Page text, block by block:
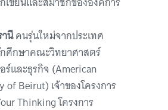
นีคนรุ่นใหม่จากประเทศ
ศึกษาคณะวิทยาศาสตร์
ร์และธุรกิจ (American
of Beirut) เจ้าของโครงการ
Thinking โครงการ